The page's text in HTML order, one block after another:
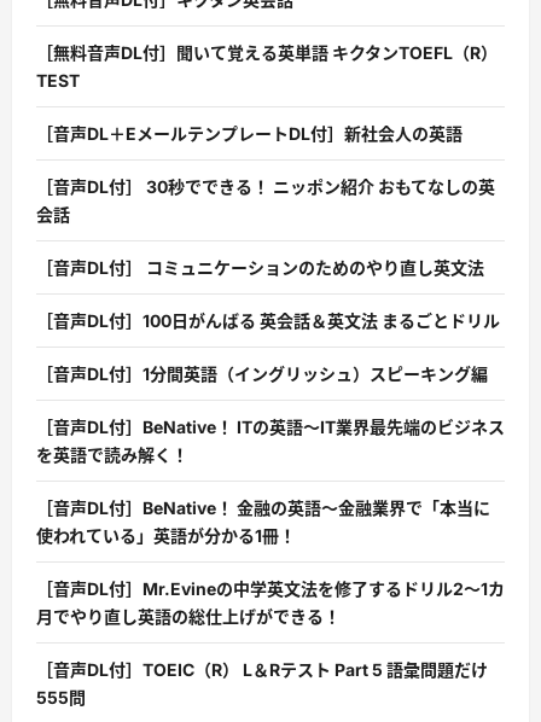
［無料音声DL付］聞いて覚える英単語 キクタンTOEFL（R）
TEST
［音声DL＋EメールテンプレートDL付］新社会人の英語
［音声DL付］ 30秒でできる！ ニッポン紹介 おもてなしの英
会話
［音声DL付］ コミュニケーションのためのやり直し英文法
［音声DL付］100日がんばる 英会話＆英文法 まるごとドリル
［音声DL付］1分間英語（イングリッシュ）スピーキング編
［音声DL付］BeNative！ ITの英語〜IT業界最先端のビジネス
を英語で読み解く！
［音声DL付］BeNative！ 金融の英語〜金融業界で「本当に
使われている」英語が分かる1冊！
［音声DL付］Mr.Evineの中学英文法を修了するドリル2〜1カ
月でやり直し英語の総仕上げができる！
［音声DL付］TOEIC（R） L＆Rテスト Part 5 語彙問題だけ
555問